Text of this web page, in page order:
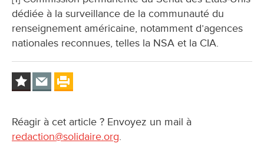
dédiée à la surveillance de la communauté du
renseignement américaine, notamment d’agences
nationales reconnues, telles la NSA et la CIA.
Réagir à cet article ? Envoyez un mail à
redaction@solidaire.org.